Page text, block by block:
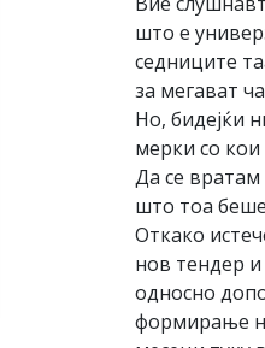
што е
седниците
за мегават
Но, бидејќи
мерки со
Да се
што тоа
Откако
нов тендер
односно
формирање